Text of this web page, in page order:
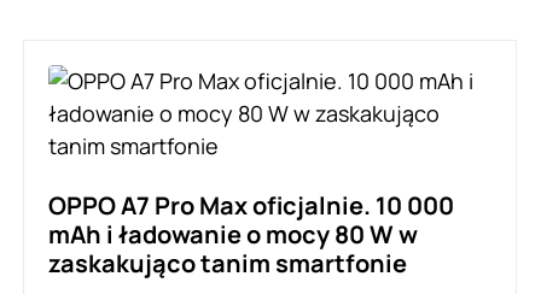
OPPO A7 Pro Max oficjalnie. 10 000
mAh i ładowanie o mocy 80 W w
zaskakująco tanim smartfonie